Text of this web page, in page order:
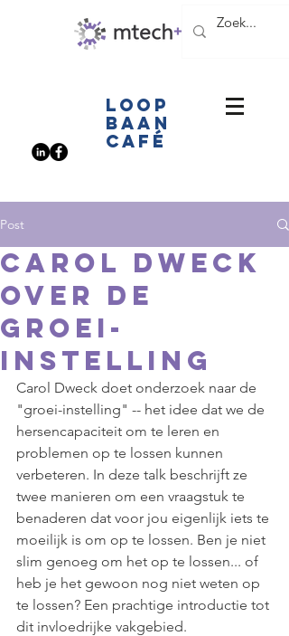
LOOP
BAAN
CAFé
Post
Carol Dweck
over de
groei-
instelling
Carol Dweck doet onderzoek naar de
"groei-instelling" -- het idee dat we de
hersencapaciteit om te leren en
problemen op te lossen kunnen
verbeteren. In deze talk beschrijft ze
twee manieren om een vraagstuk te
benaderen dat voor jou eigenlijk iets te
moeilijk is om op te lossen. Ben je niet
slim genoeg om het op te lossen... of
heb je het gewoon nog niet weten op
te lossen? Een prachtige introductie tot
dit invloedrijke vakgebied.